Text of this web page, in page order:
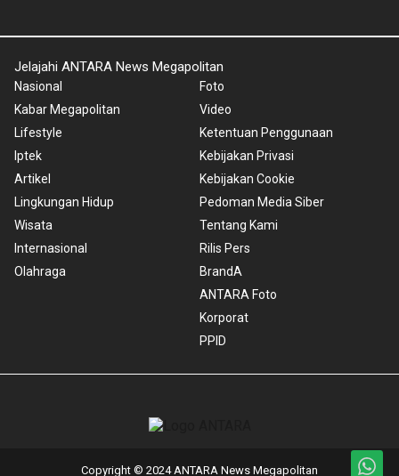
Jelajahi ANTARA News Megapolitan
Nasional
Kabar Megapolitan
Lifestyle
Iptek
Artikel
Lingkungan Hidup
Wisata
Internasional
Olahraga
Foto
Video
Ketentuan Penggunaan
Kebijakan Privasi
Kebijakan Cookie
Pedoman Media Siber
Tentang Kami
Rilis Pers
BrandA
ANTARA Foto
Korporat
PPID
Copyright © 2024 ANTARA News Megapolitan